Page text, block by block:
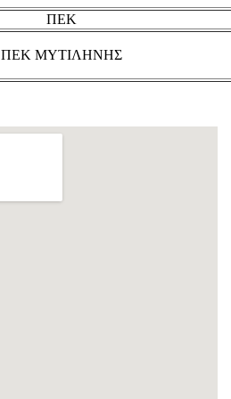
ΠΕΚ
ΠΕΚ ΜΥΤΙΛΗΝΗΣ